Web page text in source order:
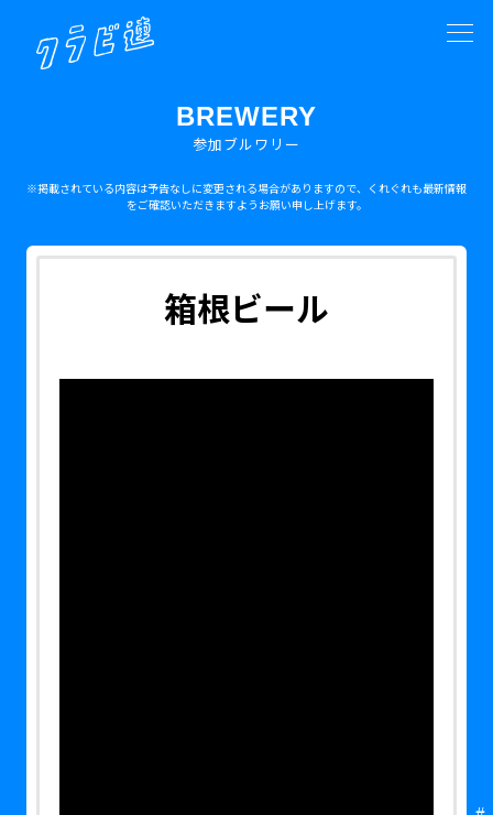
BREWERY
参加ブルワリー
※掲載されている内容は予告なしに変更される場合がありますので、くれぐれも最新情報
をご確認いただきますようお願い申し上げます。
箱根ビール